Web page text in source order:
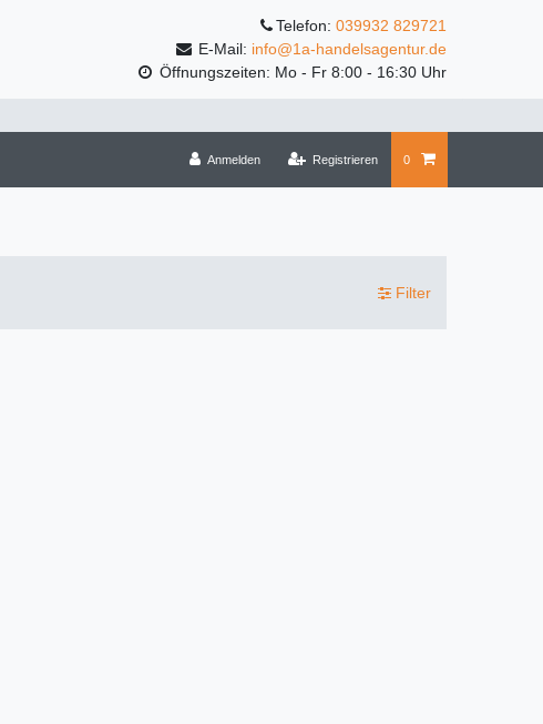
Telefon: 039932 829721
E-Mail: info@1a-handelsagentur.de
Öffnungszeiten: Mo - Fr 8:00 - 16:30 Uhr
Anmelden Registrieren 0
Filter